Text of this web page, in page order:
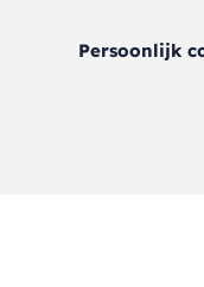
Persoonlijk